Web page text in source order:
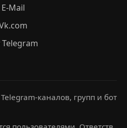
E-Mail
Telegram
каналов, групп и бот